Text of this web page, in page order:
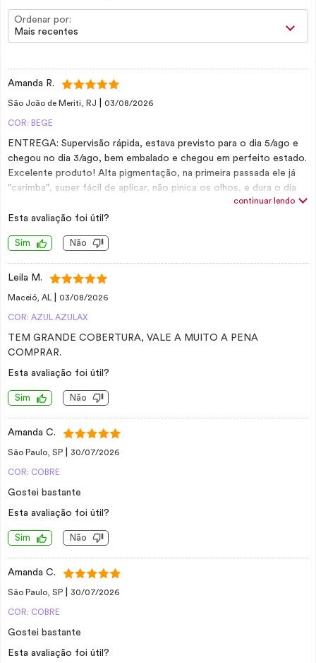
Ordenar por:
Mais recentes
Amanda R.
São João de Meriti, RJ 03/08/2026
COR: BEGE
ENTREGA: Supervisão rápida, estava previsto para o dia 5/ago e
chegou no dia 3/ago, bem embalado e chegou em perfeito estado.
Excelente produto! Alta pigmentação, na primeira passada ele já
"carimba", super fácil de aplicar, não pinica os olhos, e dura o dia
continuar lendo
Esta avaliação foi útil?
Sim Não
Leila M.
Maceió, AL 03/08/2026
COR: AZUL AZULAX
TEM GRANDE COBERTURA, VALE A MUITO A PENA
COMPRAR.
Esta avaliação foi útil?
Sim Não
Amanda C.
São Paulo, SP 30/07/2026
COR: COBRE
Gostei bastante
Esta avaliação foi útil?
Sim Não
Amanda C.
São Paulo, SP 30/07/2026
COR: COBRE
Gostei bastante
Esta avaliação foi útil?